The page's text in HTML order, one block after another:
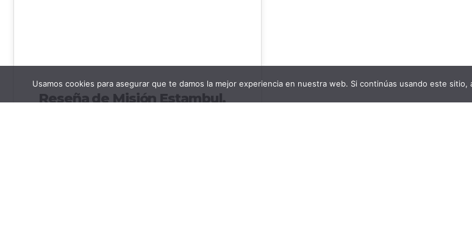
Reseña de Misión Estambul,
Usamos cookies para asegurar que te damos la mejor experiencia en nuestra web. Si continúas usando este